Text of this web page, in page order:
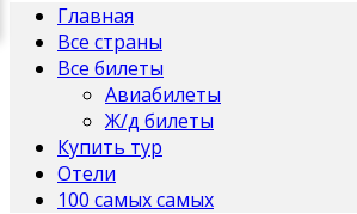
Главная
Все страны
Все билеты
Авиабилеты
Ж/д билеты
Купить тур
Отели
100 самых самых